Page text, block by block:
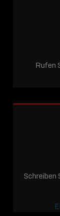
Rufen
Schreiben